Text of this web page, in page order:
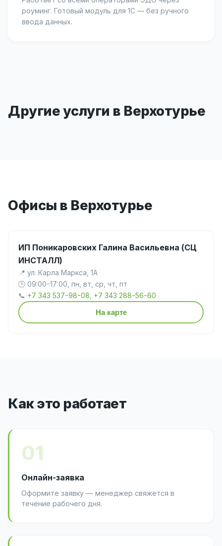
роуминг. Готовый модуль для 1С — без ручного
ввода данных.
Другие услуги в Верхотурье
Офисы в Верхотурье
ИП Поникаровских Галина Васильевна (СЦ
ИНСТАЛЛ)
📍 ул. Карла Маркса, 1А
🕒 09:00-17:00, пн, вт, ср, чт, пт
📞 +7 343 537-98-08, +7 343 288-56-60
На карте
Как это работает
01
Онлайн-заявка
Оформите заявку — менеджер свяжется в
течение рабочего дня.